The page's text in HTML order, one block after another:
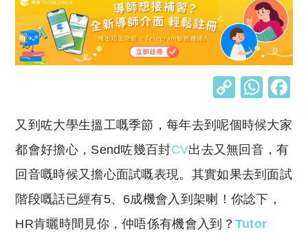
C
p
y
Li
n
k
W
at
s
A
p
又到咗大學生搵工嘅季節，每年去到呢個時候大家
都會好擔心，Send咗幾百封CV出去又無回音，有
回音嘅時候又擔心面試嘅表現。其實如果去到面試
階段嘅話已經有5、6成機會入到架喇！你諗下，
HR肯曬時間見你，仲唔係有機會入到？ Tutor